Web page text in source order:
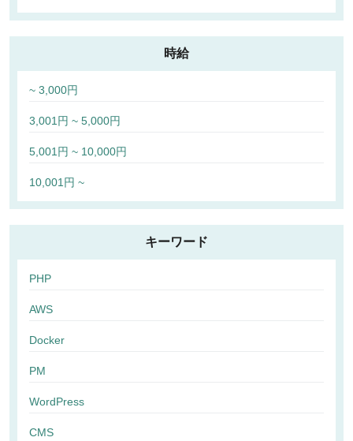
時給
~ 3,000円
3,001円 ~ 5,000円
5,001円 ~ 10,000円
10,001円 ~
キーワード
PHP
AWS
Docker
PM
WordPress
CMS